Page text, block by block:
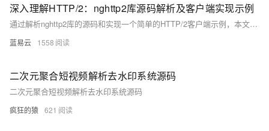
深入理解HTTP/2：nghttp2库源码解析及客户端实现示例
通过解析nghttp2库的源码和实现一个简单的HTTP/2客户端示例，本文详细介绍了HTTP/2的关键特性和nghttp2的核心实现。了解这些内容可以帮助开发者更好地理解HTTP/2协议，提高Web应用的性能和用户体验。对于实际开发中的应用，可以根据需要进一步优化和扩展代码，以满足具体需求。
蓝易云 1558
二次元聚合短视频解析去水印系统源码
二次元聚合短视频解析去水印系统源码
疯狂的猿 621